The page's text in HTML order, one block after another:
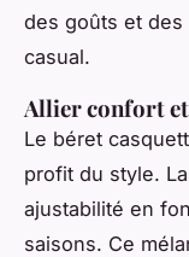
des goûts et des
casual.
Allier confort
Le béret
profit du style.
ajustabilité en
saisons. Ce